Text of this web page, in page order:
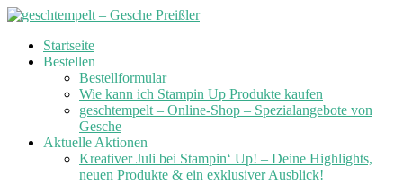
Skip
Startseite
Bestellen
Bestellformular
Wie kann ich Stampin Up Produkte kaufen
geschtempelt – Online-Shop – Spezialangebote von
Gesche
Aktuelle Aktionen
Kreativer Juli bei Stampin‘ Up! – Deine Highlights,
neuen Produkte & ein exklusiver Ausblick!